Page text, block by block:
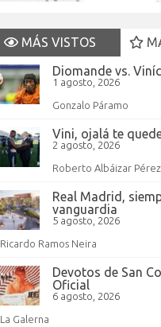
MÁS VISTOS
Diomande vs.
1 agosto, 2026
Gonzalo Páramo
Vini, ojalá te
2 agosto, 2026
Roberto Albáizar Pérez
Real Madrid,
vanguardia
5 agosto, 2026
Ricardo Ramos Neira
Devotos de San
Oficial
6 agosto, 2026
La Galerna